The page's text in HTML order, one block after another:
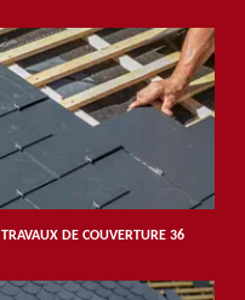
TRAVAUX DE COUVERTURE 36